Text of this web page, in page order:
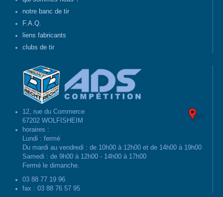
notre banc de tir
F.A.Q.
liens fabricants
clubs de tir
12, rue du Commerce
67202 WOLFISHEIM
horaires :
Lundi : fermé
Du mardi au vendredi : de 10h00 à 12h00 et de 14h00 à 19h00
Samedi : de 9h00 à 12h00 - 14h00 à 17h00
Fermé le dimanche.
03 88 77 19 96
fax : 03 88 76 57 95